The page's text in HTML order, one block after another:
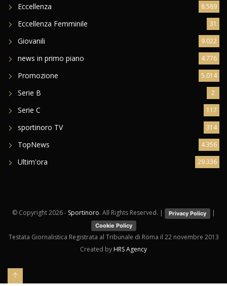
Eccellenza 8.589
Eccellenza Femminile 31
Giovanili 9.022
news in primo piano 4.776
Promozione 5.014
Serie B 2
Serie C 117
sportinoro TV 314
TopNews 4.356
Ultim'ora 29.336
© Copyright2026 - Sportinoro. All Rights Reserved. | Privacy Policy |
Cookie Policy
Testata Giornalistica Registrata al Tribunale di Roma il 22 novembre 2013
Created by HRS Agency